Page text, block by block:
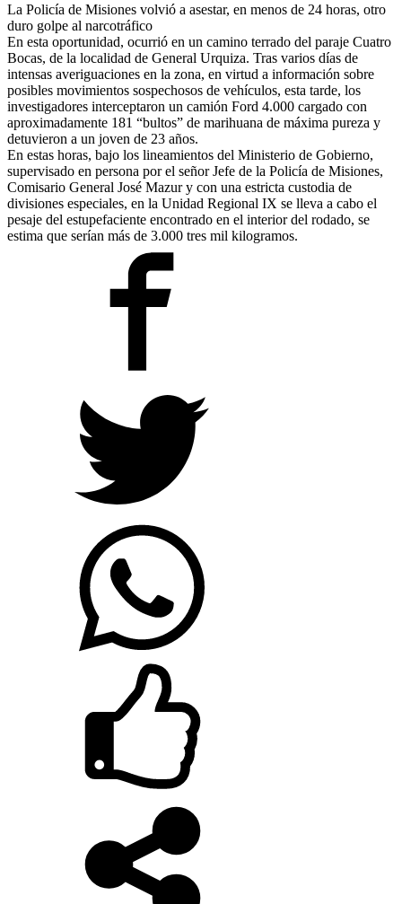
La Policía de Misiones volvió a asestar, en menos de 24 horas, otro
duro golpe al narcotráfico
En esta oportunidad, ocurrió en un camino terrado del paraje Cuatro
Bocas, de la localidad de General Urquiza. Tras varios días de
intensas averiguaciones en la zona, en virtud a información sobre
posibles movimientos sospechosos de vehículos, esta tarde, los
investigadores interceptaron un camión Ford 4.000 cargado con
aproximadamente 181 “bultos” de marihuana de máxima pureza y
detuvieron a un joven de 23 años.
En estas horas, bajo los lineamientos del Ministerio de Gobierno,
supervisado en persona por el señor Jefe de la Policía de Misiones,
Comisario General José Mazur y con una estricta custodia de
divisiones especiales, en la Unidad Regional IX se lleva a cabo el
pesaje del estupefaciente encontrado en el interior del rodado, se
estima que serían más de 3.000 tres mil kilogramos.